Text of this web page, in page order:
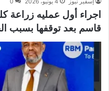
اجراء أول عمليه
قاسم بعد توقفها بسبب